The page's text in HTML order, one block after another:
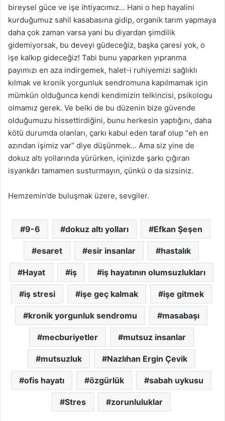
bireysel güce ve işe ihtiyacımız… Hani o hep hayalini
kurduğumuz sahil kasabasına gidip, organik tarım yapmaya
daha çok zaman varsa yani bu diyardan şimdilik
gidemiyorsak, bu deveyi güdeceğiz, başka çaresi yok, o
işe kalkıp gideceğiz! Tabi bunu yaparken yıpranma
payımızı en aza indirgemek, halet-i ruhiyemizi sağlıklı
kılmak ve kronik yorgunluk sendromuna kapılmamak için
mümkün olduğunca kendi kendimizin telkincisi, psikologu
olmamız gerek. Ve belki de bu düzenin bize güvende
olduğumuzu hissettirdiğini, bunu herkesin yaptığını, daha
kötü durumda olanları, çarkı kabul eden taraf olup “eh en
azından işimiz var” diye düşünmek… Ama siz yine de
dokuz altı yollarında yürürken, içinizde şarkı çığıran
isyankârı tamamen susturmayın, çünkü o da sizsiniz.
Hemzemin’de buluşmak üzere, sevgiler.
9-6 dokuz altı yolları Efkan Şeşen
esaret esir insanlar hastalık
Hayat iş iş hayatının olumsuzlukları
iş stresi işe geç kalmak işe gitmek
kronik yorgunluk sendromu masabaşı
mecburiyetler mutsuz insanlar
mutsuzluk Nazlıhan Ergin Çevik
ofis hayatı özgürlük sabah uykusu
Stres zorunluluklar